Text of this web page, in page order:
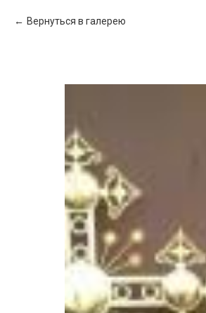
Вернуться в галерею